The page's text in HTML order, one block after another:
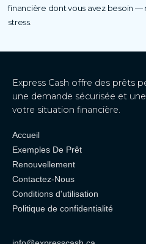
financière dont vous avez besoin
stress.
Express Cash offre des prêts
une demande sécurisée et
votre situation financière.
Accueil
Exemples De Prêt
Renouvellement
Contactez-Nous
Conditions d'utilisation
Politique de confidentialité